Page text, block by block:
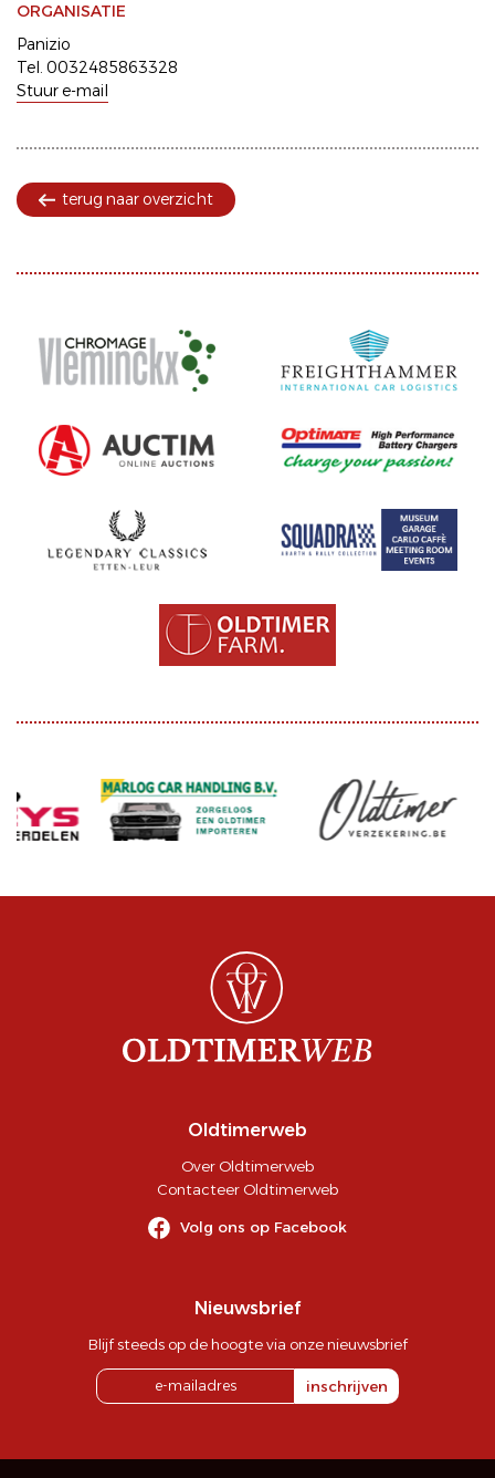
ORGANISATIE
Panizio
Tel. 0032485863328
Stuur e-mail
terug naar overzicht
Oldtimerweb
Over Oldtimerweb
Contacteer Oldtimerweb
Volg ons op Facebook
Nieuwsbrief
Blijf steeds op de hoogte via onze nieuwsbrief
inschrijven